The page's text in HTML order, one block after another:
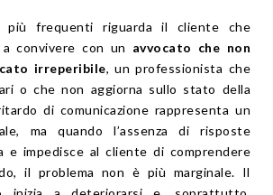
più frequenti riguarda il cliente che
convivere con un avvocato che non
irreperibile, un professionista che
o che non aggiorna sullo stato della
di comunicazione rappresenta un
ma quando l’assenza di risposte
e impedisce al cliente di comprendere
il problema non è più marginale. Il